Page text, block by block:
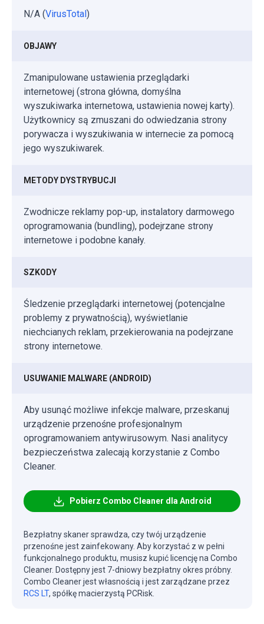
N/A (VirusTotal )
OBJAWY
Zmanipulowane ustawienia przeglądarki
internetowej (strona główna, domyślna
wyszukiwarka internetowa, ustawienia nowej karty).
Użytkownicy są zmuszani do odwiedzania strony
porywacza i wyszukiwania w internecie za pomocą
jego wyszukiwarek.
METODY DYSTRYBUCJI
Zwodnicze reklamy pop-up, instalatory darmowego
oprogramowania (bundling), podejrzane strony
internetowe i podobne kanały.
SZKODY
Śledzenie przeglądarki internetowej (potencjalne
problemy z prywatnością), wyświetlanie
niechcianych reklam, przekierowania na podejrzane
strony internetowe.
USUWANIE MALWARE (ANDROID)
Aby usunąć możliwe infekcje malware, przeskanuj
urządzenie przenośne profesjonalnym
oprogramowaniem antywirusowym. Nasi analitycy
bezpieczeństwa zalecają korzystanie z Combo
Cleaner.
Pobierz Combo Cleaner dla Android
Bezpłatny skaner sprawdza, czy twój urządzenie
przenośne jest zainfekowany. Aby korzystać z w pełni
funkcjonalnego produktu, musisz kupić licencję na Combo
Cleaner. Dostępny jest 7-dniowy bezpłatny okres próbny.
Combo Cleaner jest własnością i jest zarządzane przez
RCS LT, spółkę macierzystą PCRisk.